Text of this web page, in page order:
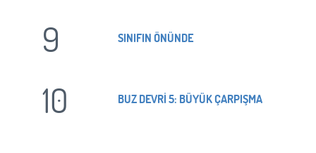
9 SINIFIN ÖNÜNDE
10 BUZ DEVRİ 5: BÜYÜK ÇARPIŞMA